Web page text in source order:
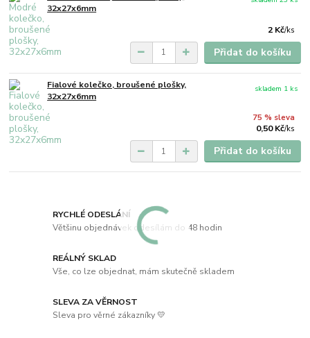
32x27x6mm
2 Kč/ks
Přidat do košíku
Fialové kolečko, broušené plošky,
32x27x6mm
75 % sleva
0,50 Kč/ks
skladem 1 ks
Přidat do košíku
RYCHLÉ ODESLÁNÍ
Většinu objednávek odesílám do 48 hodin
REÁLNÝ SKLAD
Vše, co lze objednat, mám skutečně skladem
SLEVA ZA VĚRNOST
Sleva pro věrné zákazníky 💛